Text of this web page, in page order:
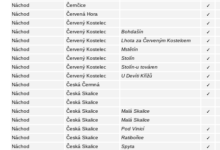
Náchod
Černčice
✓
Náchod
Červená Hora
✓
Náchod
Červený Kostelec
✓
Náchod
Červený Kostelec Bohdašín
✓
Náchod
Červený Kostelec Lhota za Červeným Kostelcem
✓
Náchod
Červený Kostelec Mstětín
✓
Náchod
Červený Kostelec Stolín
✓
Náchod
Červený Kostelec Stolín-u továren
✓
Náchod
Červený Kostelec U Devíti Křížů
✓
Náchod
Česká Čermná
✓
Náchod
Česká Skalice
✓
Náchod
Česká Skalice
Náchod
Česká Skalice Malá Skalice
✓
Náchod
Česká Skalice
Malá Skalice
Náchod
Česká Skalice Pod Vinicí
✓
Náchod
Česká Skalice Ratibořice
✓
Náchod
Česká Skalice Spyta
✓